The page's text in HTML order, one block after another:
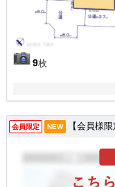
9枚
会員限定 NEW 【会員様